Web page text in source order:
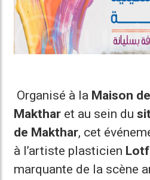
Organisé à la Maison
Makthar et au sein du
de Makthar, cet
à l’artiste plasticien
marquante de la scène